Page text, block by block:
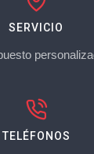
SERVICIO
TELÉFONOS